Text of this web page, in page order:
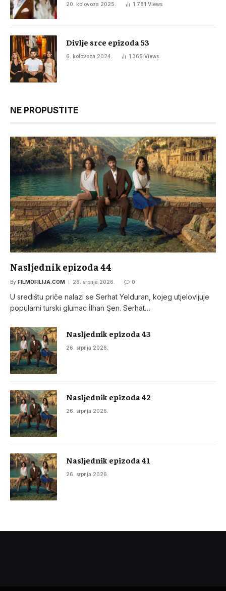
20. kolovoza 2025. 1.781 Views
Divlje srce epizoda 53
6. kolovoza 2024. 1.365 Views
NE PROPUSTITE
Nasljednik epizoda 44
By FILMOFILIJA.COM 26. srpnja 2026. 0
U središtu priče nalazi se Serhat Yelduran, kojeg utjelovljuje
popularni turski glumac İlhan Şen. Serhat…
Nasljednik epizoda 43
26. srpnja 2026.
Nasljednik epizoda 42
26. srpnja 2026.
Nasljednik epizoda 41
26. srpnja 2026.